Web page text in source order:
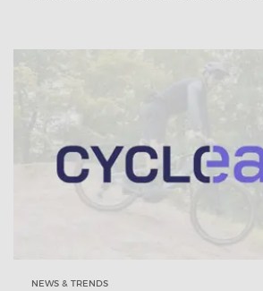
NEWS & TRENDS